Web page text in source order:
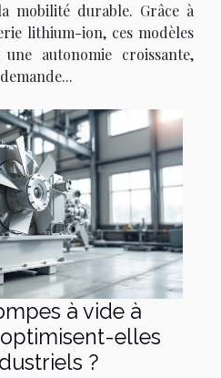
mobilité durable. Grâce à
lithium-ion, ces modèles
autonomie croissante,
à vide à
elles
?